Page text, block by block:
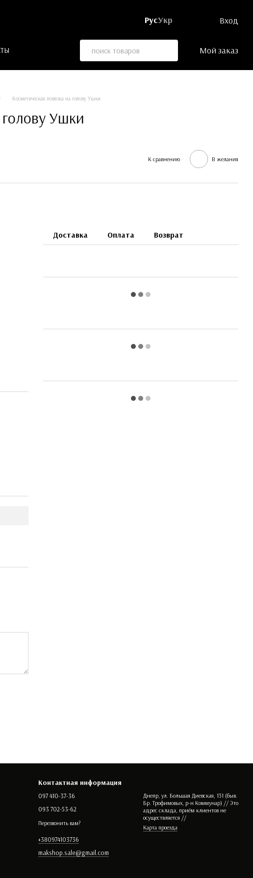
РусУкр Вход
Мой заказ
Косметическая повязка на голову Ушки
Ушки
К сравнению В желания
Доставка Оплата Возврат
Контактная информация
097 410-37-36
093 702-53-62
Перезвонить вам?
+380974103736
makshop.sale@gmail.com
Днепр, ул. Большая Диевская, 131 (быв.
Бр. Трофимовых, р-н Коммунар) // Это
адрес склада, приём клиентов не
осуществляется //
Карта проезда